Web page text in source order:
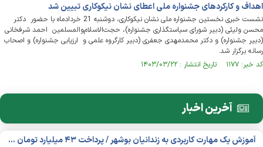
اهداف و کارکردهای جشنواره ملی اعطای نشان نیکوکاری تبیین شد
نشست خبری نخستین جشنواره ملی نشان نیکوکاری، دوشنبه 21 خردادماه با حضور دکتر
محسن ولیئی (دبیر شورای سیاستگذاری جشنواره)، حجت‌الاسلام‌والمسلمین احمد شرفخانی
(دبیر جشنواره) و دکتر محمدمهدی جعفری (دبیر کارگروه علمی و ارزیابی جشنواره) و اصحاب
رسانه برگزار شد.
کد خبر: ۱۱۷۷ تاریخ انتشار : ۱۴۰۳/۰۳/۲۲
آخرین اخبار
آموزش یک مهارت کاربردی به زندانیان بوشهر / پرداخت ۴۳ میلیارد تومان تسهیلات خوداشتغالی